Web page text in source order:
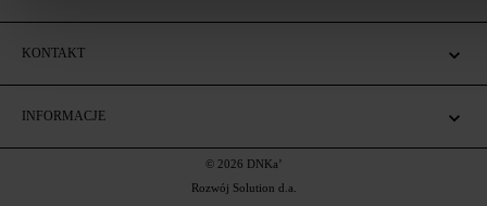
KONTAKT
INFORMACJE
© 2026 DNKa’
Rozwój Solution d.a.